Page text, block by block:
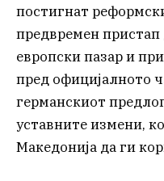
постигнат
предвремен
европски пазар и
пред официјалното
германскиот
уставните измени,
Македонија да ги